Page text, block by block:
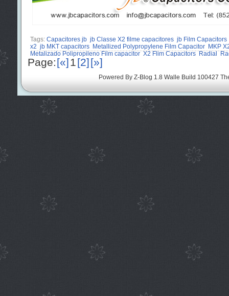
Tags: Capacitores jb jb Classe X2 filme capacitores jb Film Capacitors
x2 jb MKT capacitors Metallized Polypropylene Film Capacitor MKP
Metalizado Polipropileno Film capacitor X2 Flim Capacitors Radial
Page:[«]1[2][»]
Powered By Z-Blog 1.8 Walle Build 100427